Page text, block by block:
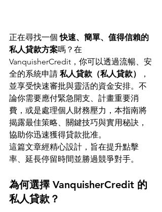
正在尋找一個 快速、簡單、值得信賴的
私人貸款方案嗎？在
VanquisherCredit，你可以透過流暢、安
全的系統申請 私人貸款（私人貸款）
，
並享受快速審批與靈活的資金安排。不
論你需要應付緊急開支、計畫重要消
費，或是處理個人財務壓力，本指南將
揭露最佳策略、關鍵技巧與實用秘訣，
協助你迅速獲得貸款批准。
這篇文章經精心設計，旨在提升點擊
率、延長停留時間並勝過競爭對手。
為何選擇 VanquisherCredit 的
私人貸款？